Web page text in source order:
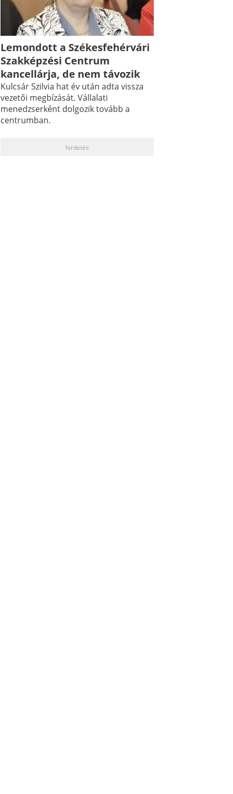
Lemondott a Székesfehérvári
Szakképzési Centrum
kancellárja, de nem távozik
Kulcsár Szilvia hat év után adta vissza
vezetői megbízását. Vállalati
menedzserként dolgozik tovább a
centrumban.
hirdetés